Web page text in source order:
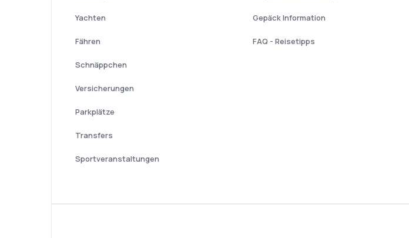
Yachten
Fähren
Schnäppchen
Versicherungen
Parkplätze
Transfers
Sportveranstaltungen
Gepäck Information
FAQ - Reisetipps